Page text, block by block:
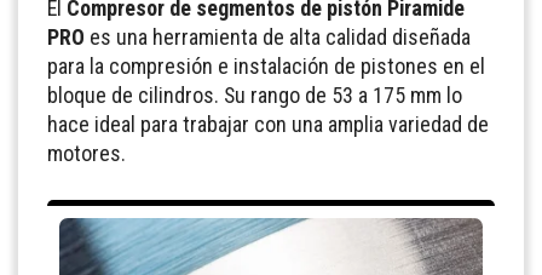
El Compresor de segmentos de pistón Piramide
PRO es una herramienta de alta calidad diseñada
para la compresión e instalación de pistones en el
bloque de cilindros. Su rango de 53 a 175 mm lo
hace ideal para trabajar con una amplia variedad de
motores.